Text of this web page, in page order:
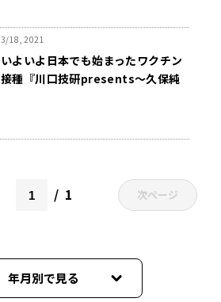
3/18, 2021
いよいよ日本でも始まったワクチン
接種『川口技研presents～久保純
1 次ページ
年月別で見る